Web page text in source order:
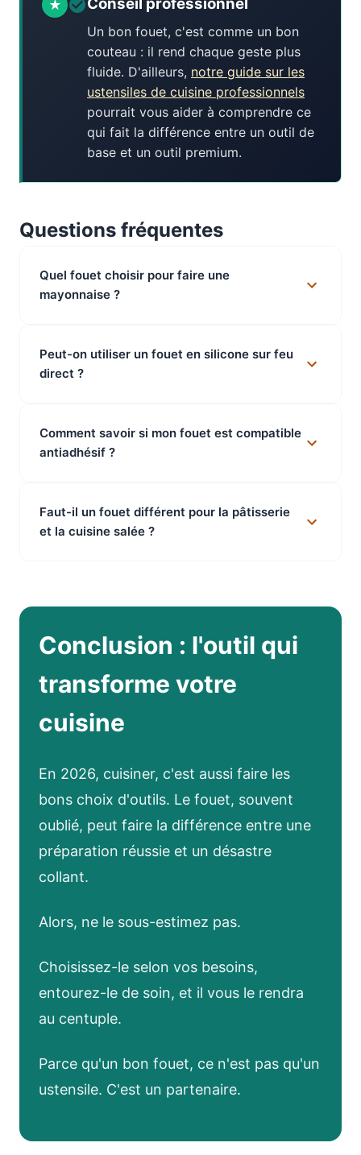
Un bon fouet, c'est comme un bon
couteau : il rend chaque geste plus
fluide. D'ailleurs, notre guide sur les
ustensiles de cuisine professionnels
pourrait vous aider à comprendre ce
qui fait la différence entre un outil de
base et un outil premium.
Questions fréquentes
Quel fouet choisir pour faire une
mayonnaise ?
Peut-on utiliser un fouet en silicone sur feu
direct ?
Comment savoir si mon fouet est compatible
antiadhésif ?
Faut-il un fouet différent pour la pâtisserie
et la cuisine salée ?
Conclusion : l'outil qui
transforme votre
cuisine
En 2026, cuisiner, c'est aussi faire les
bons choix d'outils. Le fouet, souvent
oublié, peut faire la différence entre une
préparation réussie et un désastre
collant.
Alors, ne le sous-estimez pas.
Choisissez-le selon vos besoins,
entourez-le de soin, et il vous le rendra
au centuple.
Parce qu'un bon fouet, ce n'est pas qu'un
ustensile. C'est un partenaire.